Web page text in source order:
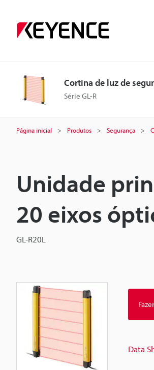
Cortina de luz de
Série GL-R
Página inicial Produtos Segurança
Unidade
20 eixos
GL-R20L
Data